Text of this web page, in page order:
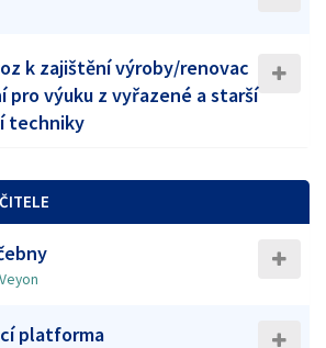
k zajištění výroby/renovac
pro výuku z vyřazené a starší
techniky
Veyon
platforma